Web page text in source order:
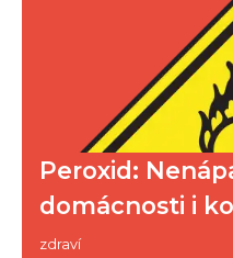
Peroxid:
domácnosti i
zdraví